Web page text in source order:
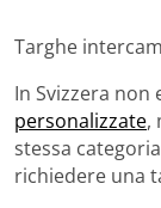
Targhe
In Svizzera non
personalizzate,
stessa
richiedere una